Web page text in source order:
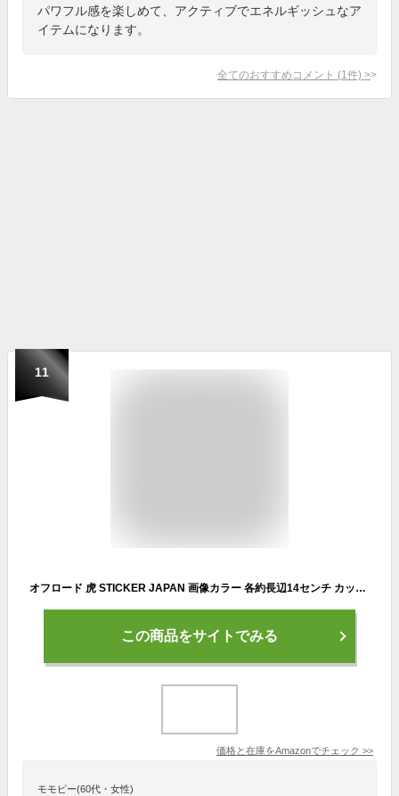
パワフル感を楽しめて、アクティブでエネルギッシュなア
イテムになります。
全てのおすすめコメント (1 件) >
11
オフロード 虎 STICKER JAPAN 画像カラー 各約長辺14センチ カッティングステッカー 転写 シール 切文字 防水 耐水 車 シェルフコンテナ ボトル クルマ スマホ スーツケース バイク
この商品をサイトでみる
価格と在庫をAmazonでチェック >>
モモピー(60代・女性)